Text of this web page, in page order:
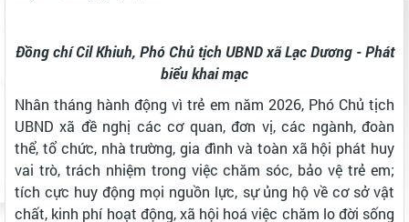
Đồng chí Cil Khiuh, Phó Chủ tịch UBND xã Lạc Dương - Phát
biểu khai mạc
Nhân tháng hành động vì trẻ em năm 2026, Phó Chủ tịch
UBND xã đề nghị các cơ quan, đơn vị, các ngành, đoàn
thể, tổ chức, nhà trường, gia đình và toàn xã hội phát huy
vai trò, trách nhiệm trong việc chăm sóc, bảo vệ trẻ em;
tích cực huy động mọi nguồn lực, sự ủng hộ về cơ sở vật
chất, kinh phí hoạt động, xã hội hoá việc chăm lo đời sống